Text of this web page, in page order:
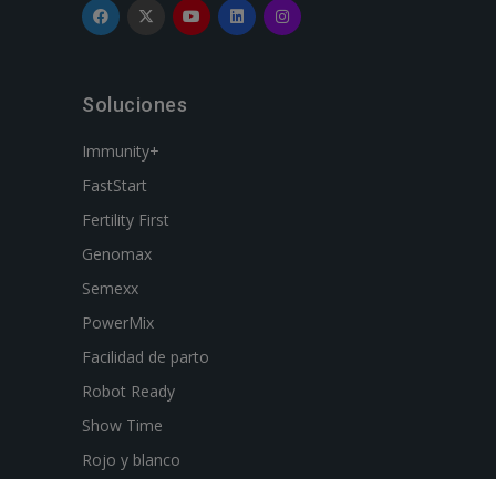
Soluciones
Immunity+
FastStart
Fertility First
Genomax
Semexx
PowerMix
Facilidad de parto
Robot Ready
Show Time
Rojo y blanco